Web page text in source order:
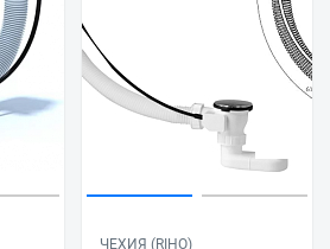
ЧЕХИЯ (RIHO)